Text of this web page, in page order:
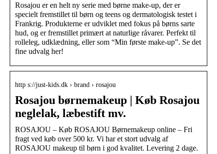
Rosajou er en helt ny serie med børne make-up, der er
specielt fremstillet til børn og teens og dermatologisk testet i
Frankrig. Produkterne er udviklet med fokus på børns sarte
hud, og er fremstillet primært at naturlige råvarer. Perfekt til
rolleleg, udklædning, eller som “Min første make-up”. Se det
fine udvalg her!
http s://just-kids.dk › brand › rosajou
Rosajou børnemakeup | Køb Rosajou
neglelak, læbestift mv.
ROSAJOU – Køb ROSAJOU Børnemakeup online – Fri
fragt ved køb over 500 kr. Vi har et stort udvalg af
ROSAJOU makeup til børn i god kvalitet. Levering 2 dage.